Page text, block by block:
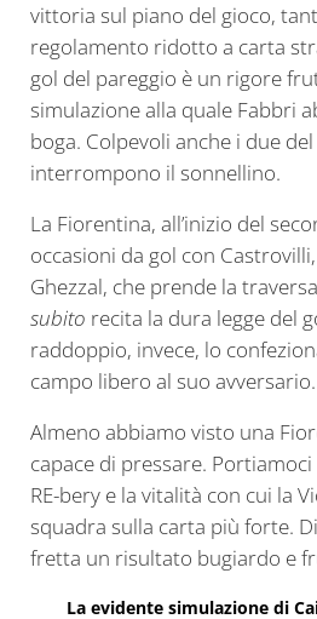
vittoria sul piano del gioco,
regolamento ridotto a carta
gol del pareggio è un rigore
simulazione alla quale Fabbri
boga. Colpevoli anche i due
interrompono il sonnellino.
La Fiorentina, all’inizio del
occasioni da gol con
Ghezzal, che prende la
subito recita la dura legge del
raddoppio, invece, lo
campo libero al suo avversario.
Almeno abbiamo visto una
capace di pressare.
RE-bery e la vitalità con cui la
squadra sulla carta più forte.
fretta un risultato bugiardo e
La evidente simulazione di